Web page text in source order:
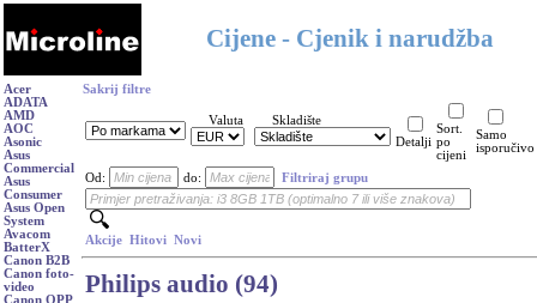
Cijene - Cjenik i narudžba
Acer
ADATA
AMD
AOC
Asonic
Asus
Commercial
Asus
Consumer
Asus Open
System
Avacom
BatterX
Canon B2B
Canon foto-
video
Canon OPP
Sakrij filtre
Valuta
Skladište
Detalji
Sort.
po
cijeni
Samo
isporučivo
Od: do: Filtriraj grupu
Akcije Hitovi Novi
Philips audio (94)